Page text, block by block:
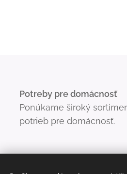
Potreby pre domácnosť
Ponúkame široký
potrieb pre domácnosť.